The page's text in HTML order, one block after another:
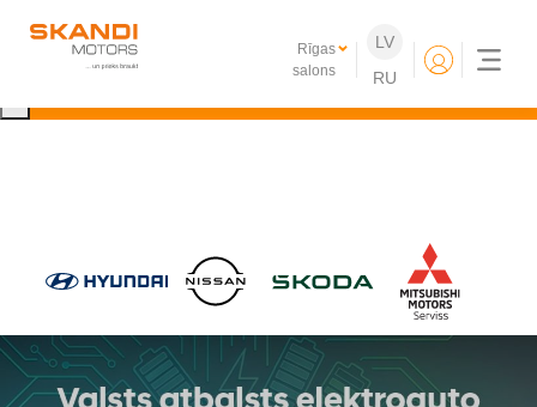
Rīgas
salons
LV
RU
Uzzini vairāk